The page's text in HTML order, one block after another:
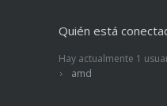
Quién está
Hay actualmente 1
amd